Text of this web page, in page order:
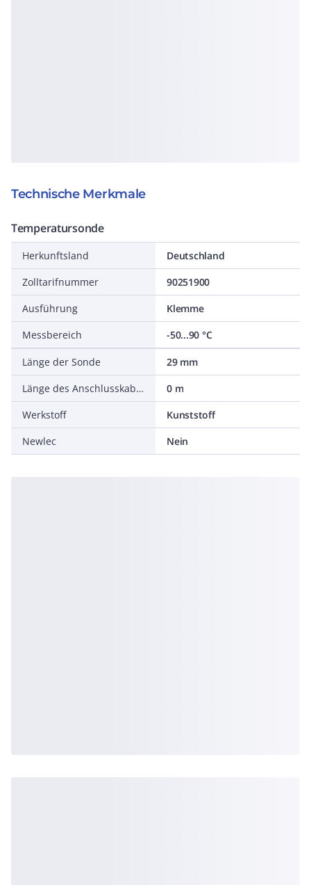
Technische Merkmale
Temperatursonde
Herkunftsland
Deutschland
Zolltarifnummer
90251900
Ausführung
Klemme
Messbereich
-50...90 °C
Länge der Sonde
29 mm
Länge des Anschlusskabels
0 m
Werkstoff
Kunststoff
Newlec
Nein